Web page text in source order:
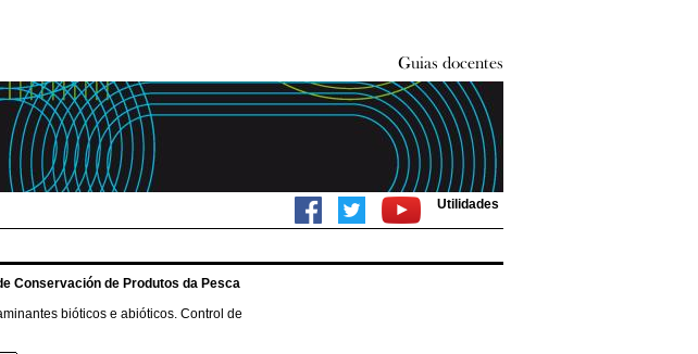
Utilidades
Conservación de Produtos da Pesca
bióticos e abióticos. Control de